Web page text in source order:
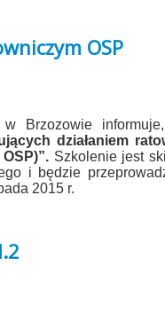
OSP
w Brzozowie
działaniem
Szkolenie jest
i będzie
2015 r.